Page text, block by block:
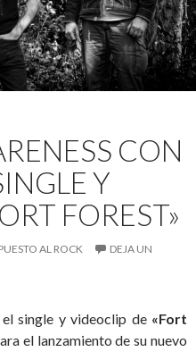
CON
Y
FOREST»
AL ROCK
DEJA UN
single y videoclip de «Fort
el lanzamiento de su nuevo